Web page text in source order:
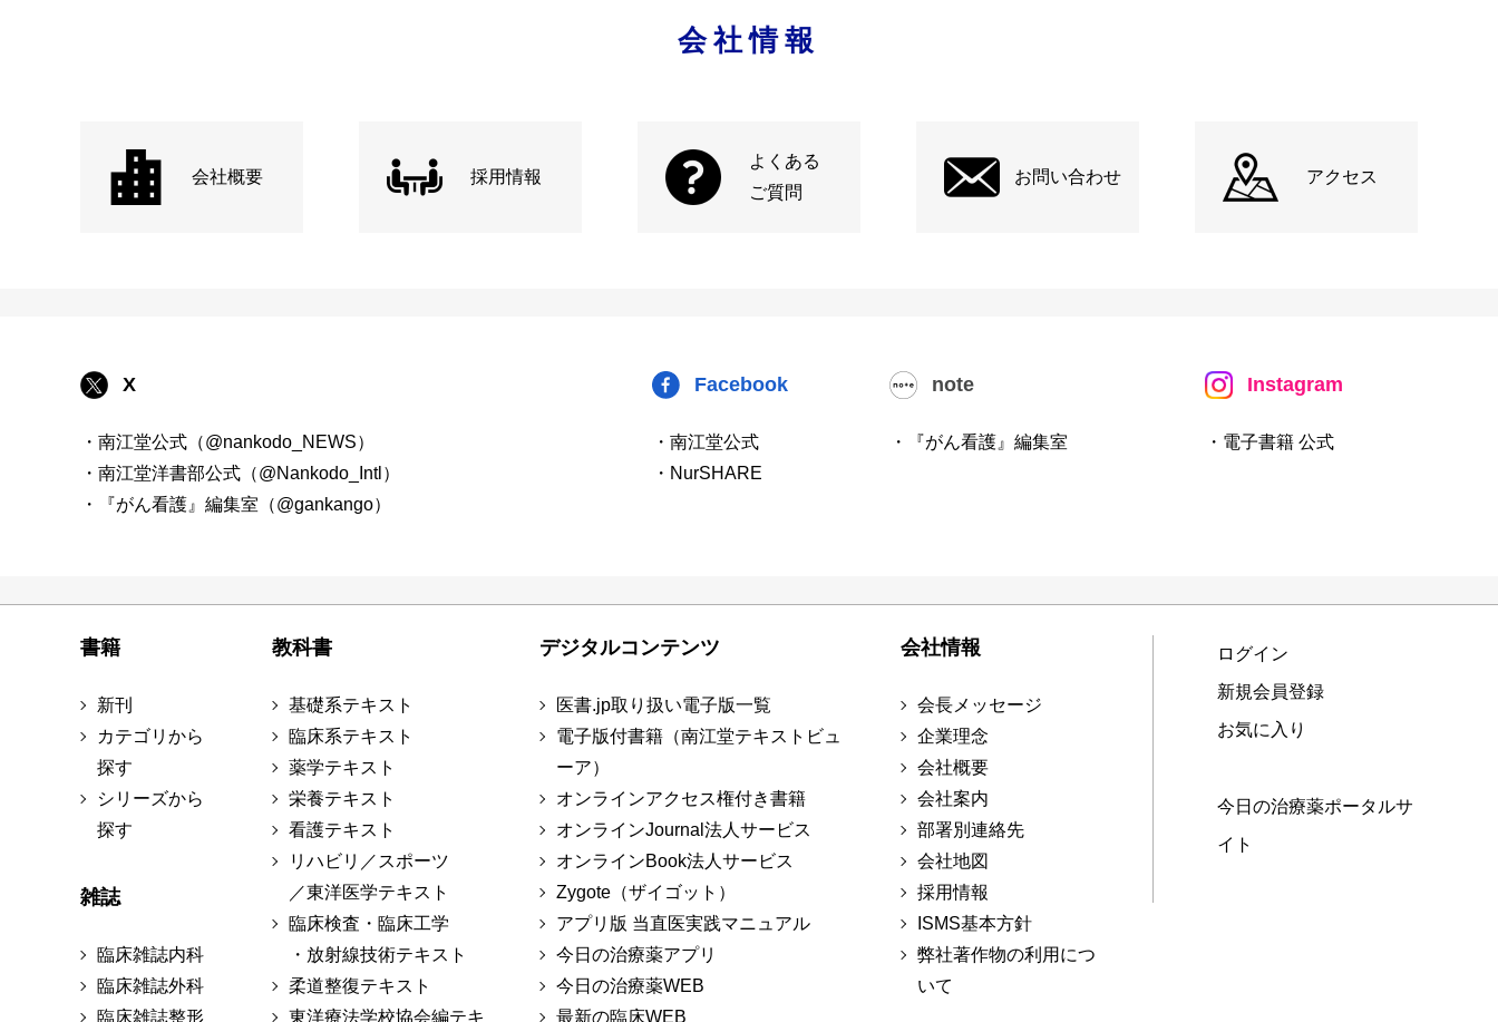
会社情報
会社概要 採用情報
よくある
ご質問
お問い合わせ アクセス
X
・南江堂公式（@nankodo_NEWS）
・南江堂洋書部公式（@Nankodo_Intl）
・『がん看護』編集室（@gankango）
Facebook
・南江堂公式
・NurSHARE
note
・『がん看護』編集室
Instagram
・電子書籍 公式
書籍
新刊
カテゴリから
探す
シリーズから
探す
雑誌
臨床雑誌内科
臨床雑誌外科
臨床雑誌整形
教科書
基礎系テキスト
臨床系テキスト
薬学テキスト
栄養テキスト
看護テキスト
リハビリ／スポーツ
／東洋医学テキスト
臨床検査・臨床工学
・放射線技術テキスト
柔道整復テキスト
東洋療法学校協会編テキ
デジタルコンテンツ
医書.jp取り扱い電子版一覧
電子版付書籍（南江堂テキストビュ
ーア）
オンラインアクセス権付き書籍
オンラインJournal法人サービス
オンラインBook法人サービス
Zygote（ザイゴット）
アプリ版 当直医実践マニュアル
今日の治療薬アプリ
今日の治療薬WEB
最新の臨床WEB
会社情報
会長メッセージ
企業理念
会社概要
会社案内
部署別連絡先
会社地図
採用情報
ISMS基本方針
弊社著作物の利用につ
いて
ログイン
新規会員登録
お気に入り
今日の治療薬ポータルサ
イト